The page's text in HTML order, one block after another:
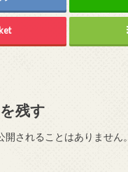
残す
開されることはありません。